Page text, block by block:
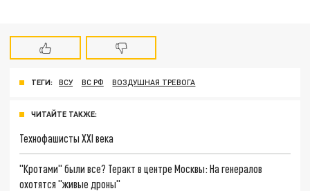
ТЕГИ: ВСУ ВС РФ ВОЗДУШНАЯ ТРЕВОГА
ЧИТАЙТЕ ТАКЖЕ:
Технофашисты XXI века
"Кротами" были все? Теракт в центре Москвы: На генералов
охотятся "живые дроны"